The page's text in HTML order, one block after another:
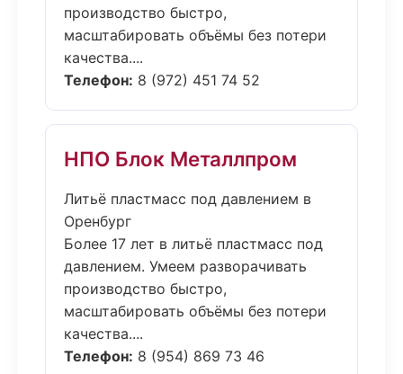
производство быстро,
масштабировать объёмы без потери
качества....
Телефон: 8 (972) 451 74 52
НПО Блок Металлпром
Литьё пластмасс под давлением в
Оренбург
Более 17 лет в литьё пластмасс под
давлением. Умеем разворачивать
производство быстро,
масштабировать объёмы без потери
качества....
Телефон: 8 (954) 869 73 46